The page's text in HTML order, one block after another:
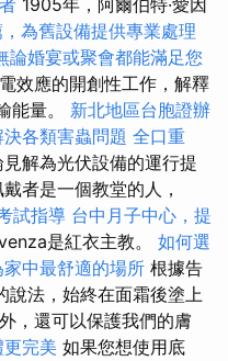
1905年，阿爾伯特·愛因
為舊設備提供專業處理
論婚宴或聚會都能滿足您
效應的開創性工作，解釋
能量。 新北地區台胞證辦
各類害蟲問題 全口重
解為光伏設備的運行提
者是一個教堂的人，
試指導 台中月子中心，提
是紅衣主教。 如何選
中最舒適的場所 根據告
法，始終在面霜後塗上
，還可以保護我們的膚
完美 如果您想使用底